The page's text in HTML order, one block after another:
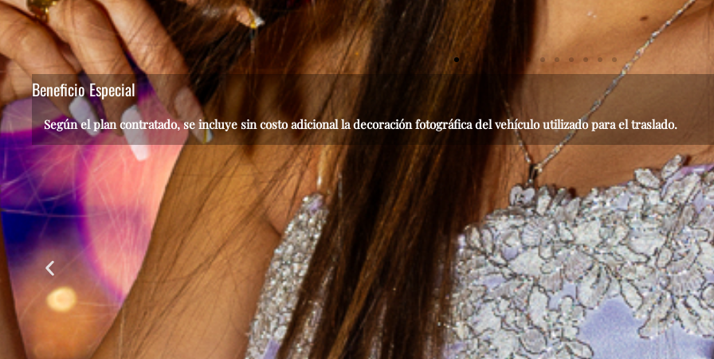
Beneficio Especial
Según el plan contratado, se incluye sin costo adicional la decoración fotográfica del vehículo utilizado para el traslado.